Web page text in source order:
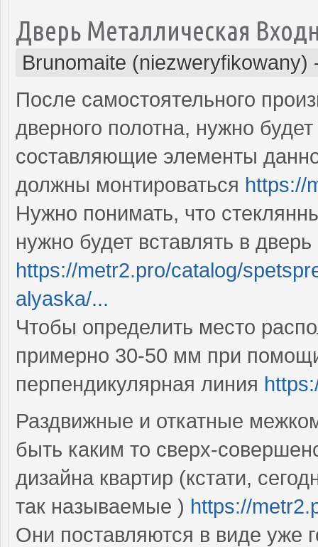
Дверь Металлическая
Brunomaite (niezweryfikowany)
После самостоятельного
дверного полотна, нужно
составляющие элементы
должны монтироваться https://
Нужно понимать, что
нужно будет вставлять в
https://metr2.pro/catalog/
alyaska/...
Чтобы определить место
примерно 30-50 мм при
перпендикулярная линия
Раздвижные и откатные
быть каким то сверх-
дизайна квартир (кстати,
так называемые ) https://
Они поставляются в виде уже